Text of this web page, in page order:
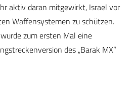
aktiv daran mitgewirkt, Israel vor
Waffensystemen zu schützen.
zum ersten Mal eine
des „Barak MX“